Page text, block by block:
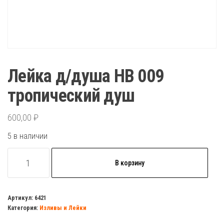
Лейка д/душа HB 009
тропический душ
600,00 ₽
5 в наличии
товара
д/
душа
В корзину
Артикул: 6421
Категория: Изливы и Лейки